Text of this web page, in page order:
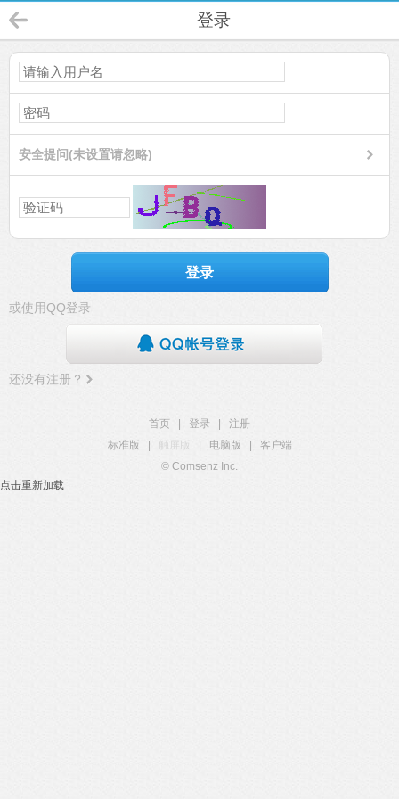
登录
安全提问(未设置请忽略)
登录
或使用QQ登录
还没有注册？
首页 登录
注册
标准版
触屏版 电脑版
客户端
© Comsenz Inc.
点击重新加载